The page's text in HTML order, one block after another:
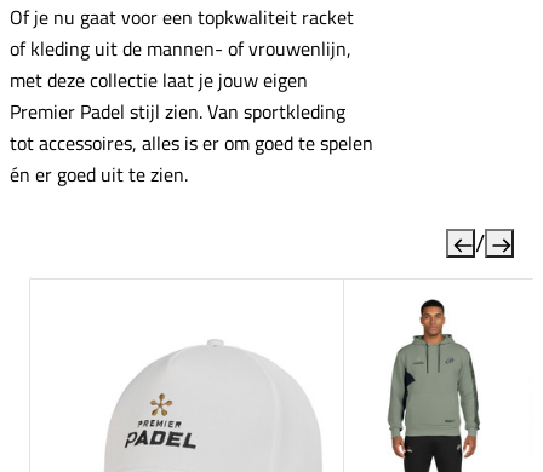
Of je nu gaat voor een topkwaliteit racket
of kleding uit de mannen- of vrouwenlijn,
met deze collectie laat je jouw eigen
Premier Padel stijl zien. Van sportkleding
tot accessoires, alles is er om goed te spelen
én er goed uit te zien.
/